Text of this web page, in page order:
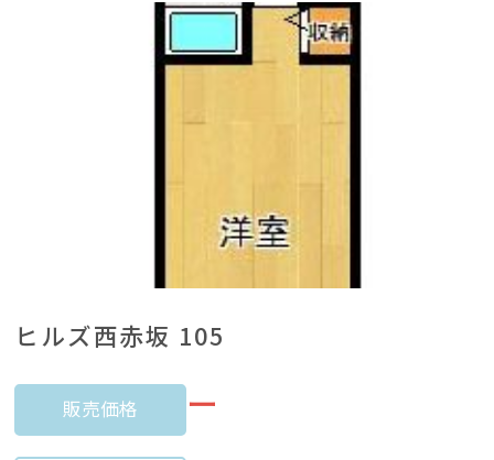
ヒルズ西赤坂 105
販売価格 ー